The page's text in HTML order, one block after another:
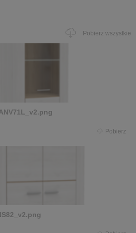
Pobierz wszystkie
Pobierz